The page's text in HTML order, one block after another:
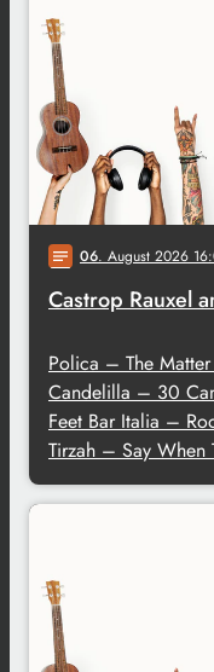
notes 06. August 2026
Castrop Rauxel
Polica – The
Candelilla – 30
Feet Bar Italia –
Tirzah – Say When